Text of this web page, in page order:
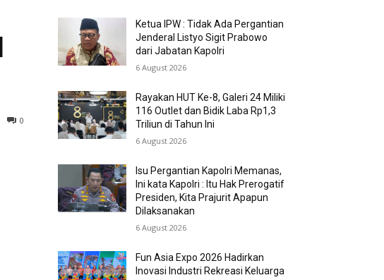
0
Ketua IPW : Tidak Ada Pergantian
Jenderal Listyo Sigit Prabowo
dari Jabatan Kapolri
6 August 2026
Rayakan HUT Ke-8, Galeri 24 Miliki
116 Outlet dan Bidik Laba Rp1,3
Triliun di Tahun Ini
6 August 2026
Isu Pergantian Kapolri Memanas,
Ini kata Kapolri : Itu Hak Prerogatif
Presiden, Kita Prajurit Apapun
Dilaksanakan
6 August 2026
Fun Asia Expo 2026 Hadirkan
Inovasi Industri Rekreasi Keluarga